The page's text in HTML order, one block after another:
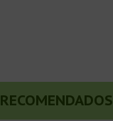
RECOMENDADOS